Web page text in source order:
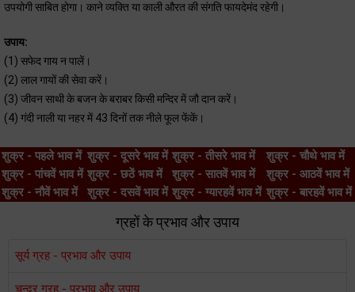
उपयोगी साबित होगा। काने व्यक्ति या काली औरत की संगति फायदेमंद रहेगी।
उपाय:
(1) सफेद गाय न पालें।
(2) लाल गायों की सेवा करें।
(3) जीवन साथी के बजन के बराबर किसी मन्दिर में जौ दान करें।
(4) गंदी नाली या नहर में 43 दिनों तक नीले फूल फेंकें।
शुक्र - पहले भाव में शुक्र - दूसरे भाव में शुक्र - तीसरे भाव में
शुक्र - चौथे भाव में
शुक्र - पांचवें भाव में शुक्र - छठें भाव में शुक्र - सातवें भाव में
शुक्र - आठवें भाव में
शुक्र - नौवें भाव में
शुक्र - दसवें भाव में शुक्र - ग्यारहवें भाव में शुक्र - बारहवें भाव में
ग्रहों के प्रभाव और उपाय
सूर्य ग्रह - प्रभाव और उपाय
चन्द्र ग्रह - प्रभाव और उपाय